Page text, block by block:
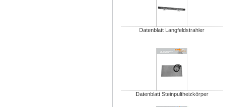
Datenblatt Langfeldstrahler
Datenblatt Steinpultheizkörper